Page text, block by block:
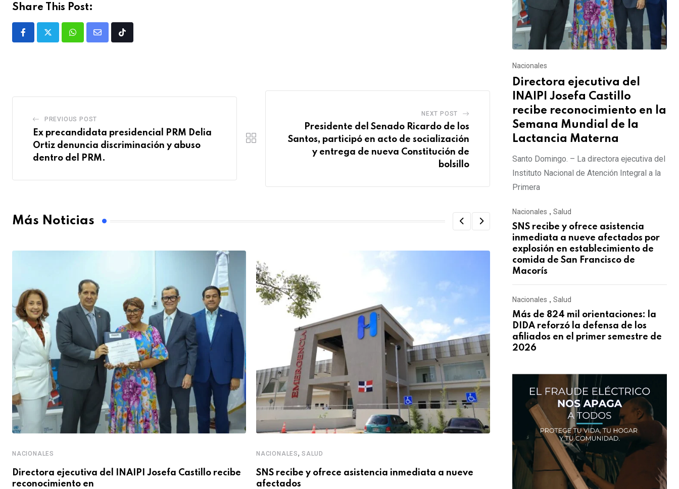
Share This Post:
PREVIOUS POST
Ex precandidata presidencial PRM Delia
Ortiz denuncia discriminación y abuso
dentro del PRM.
NEXT POST
Presidente del Senado Ricardo de los
Santos, participó en acto de socialización
y entrega de nueva Constitución de
bolsillo
Más Noticias
NACIONALES
Directora ejecutiva del INAIPI Josefa Castillo recibe
reconocimiento en
NACIONALES, SALUD
SNS recibe y ofrece asistencia inmediata a nueve
afectados
NACIONALES SALUD
Más de 824 mil orientaciones: la DIDA
Nacionales
Directora ejecutiva del
INAIPI Josefa Castillo
recibe reconocimiento en la
Semana Mundial de la
Lactancia Materna
Santo Domingo. – La directora ejecutiva del
Instituto Nacional de Atención Integral a la
Primera
Nacionales , Salud
SNS recibe y ofrece asistencia
inmediata a nueve afectados por
explosión en establecimiento de
comida de San Francisco de
Macorís
Nacionales , Salud
Más de 824 mil orientaciones: la
DIDA reforzó la defensa de los
afiliados en el primer semestre de
2026